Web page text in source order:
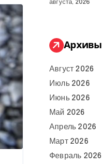
августа, 2026
Архивы
Август 2026
Июль 2026
Июнь 2026
Май 2026
Апрель 2026
Март 2026
Февраль 2026